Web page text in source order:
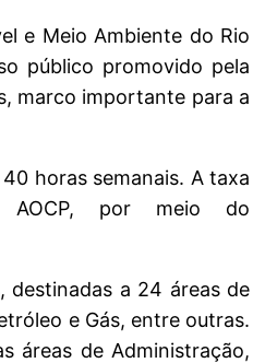
e Meio Ambiente do Rio
público promovido pela
marco importante para a
horas semanais. A taxa
por meio do
destinadas a 24 áreas de
e Gás, entre outras.
áreas de Administração,